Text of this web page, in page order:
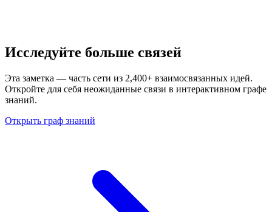
Исследуйте больше связей
Эта заметка — часть сети из 2,400+ взаимосвязанных идей.
Откройте для себя неожиданные связи в интерактивном графе
знаний.
Открыть граф знаний